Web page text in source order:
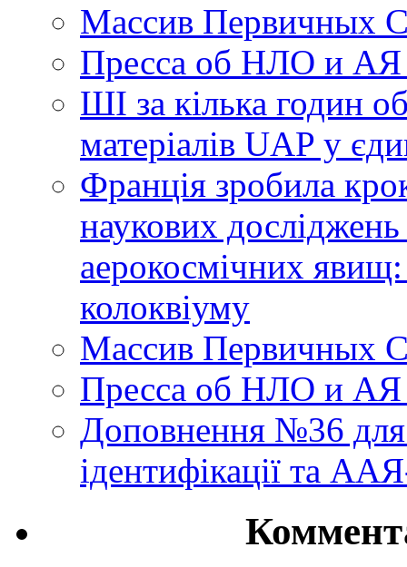
Массив Первичных
Пресса об НЛО и
ШІ за кілька годин
матеріалів UAP у
Франція зробила
наукових
аерокосмічних
колоквіуму
Массив Первичных
Пресса об НЛО и
Доповнення №36
ідентифікації та